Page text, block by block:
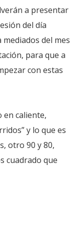
a presentar
del día
del mes
para que a
con estas
en caliente,
y lo que es
otro 90 y 80,
cuadrado que